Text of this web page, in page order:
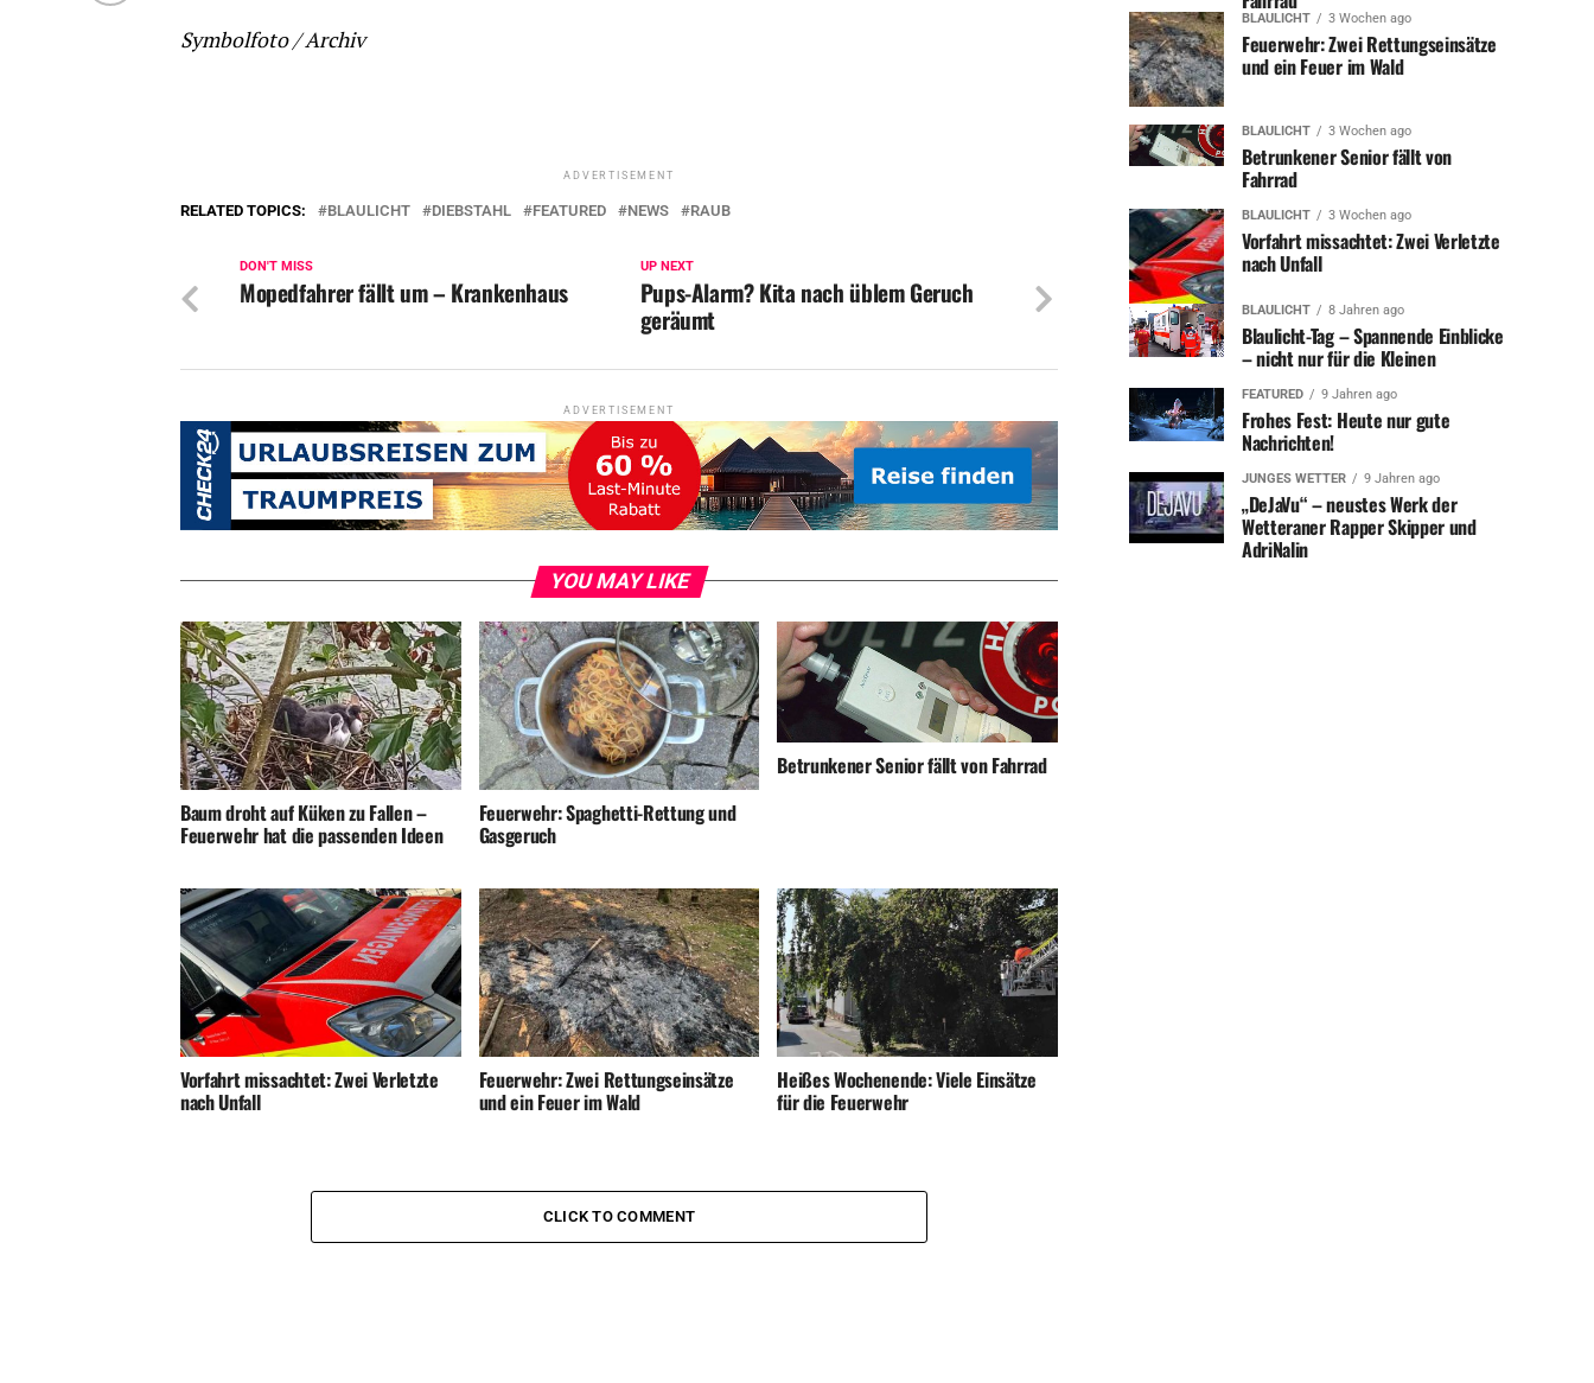
Symbolfoto / Archiv
ADVERTISEMENT
RELATED TOPICS: BLAULICHT DIEBSTAHL FEATURED NEWS RAUB
UP NEXT
Pups-Alarm? Kita nach üblem Geruch
geräumt
DON'T MISS
Mopedfahrer fällt um – Krankenhaus
ADVERTISEMENT
YOU MAY LIKE
Baum droht auf Küken zu Fallen –
Feuerwehr hat die passenden Ideen
Feuerwehr: Spaghetti-Rettung und
Gasgeruch
Betrunkener Senior fällt von Fahrrad
Vorfahrt missachtet: Zwei Verletzte
nach Unfall
Feuerwehr: Zwei Rettungseinsätze
und ein Feuer im Wald
Heißes Wochenende: Viele Einsätze
für die Feuerwehr
CLICK TO COMMENT
BLAULICHT 3 Wochen ago
Feuerwehr: Zwei Rettungseinsätze
und ein Feuer im Wald
BLAULICHT 3 Wochen ago
Betrunkener Senior fällt von
Fahrrad
BLAULICHT 3 Wochen ago
Vorfahrt missachtet: Zwei Verletzte
nach Unfall
BLAULICHT 8 Jahren ago
Blaulicht-Tag – Spannende Einblicke
– nicht nur für die Kleinen
FEATURED 9 Jahren ago
Frohes Fest: Heute nur gute
Nachrichten!
JUNGES WETTER 9 Jahren ago
„DeJaVu“ – neustes Werk der
Wetteraner Rapper Skipper und
AdriNalin